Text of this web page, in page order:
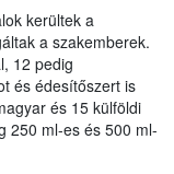
kerültek a
a szakemberek.
12 pedig
és édesítőszert is
és 15 külföldi
250 ml-es és 500 ml-